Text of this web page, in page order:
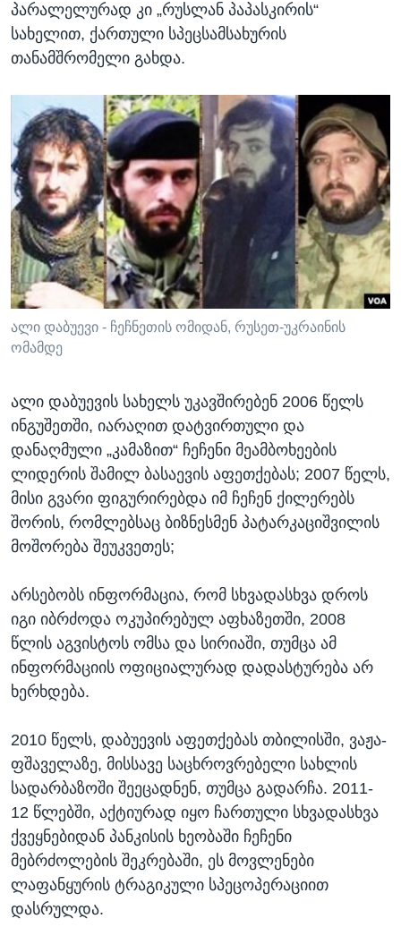
პარალელურად კი „რუსლან პაპასკირის“
სახელით, ქართული სპეცსამსახურის
თანამშრომელი გახდა.
ალი დაბუევი - ჩეჩნეთის ომიდან, რუსეთ-უკრაინის
ომამდე
ალი დაბუევის სახელს უკავშირებენ 2006 წელს
ინგუშეთში, იარაღით დატვირთული და
დანაღმული „კამაზით“ ჩეჩენი მეამბოხეების
ლიდერის შამილ ბასაევის აფეთქებას; 2007 წელს,
მისი გვარი ფიგურირებდა იმ ჩეჩენ ქილერებს
შორის, რომლებსაც ბიზნესმენ პატარკაციშვილის
მოშორება შეუკვეთეს;
არსებობს ინფორმაცია, რომ სხვადასხვა დროს
იგი იბრძოდა ოკუპირებულ აფხაზეთში, 2008
წლის აგვისტოს ომსა და სირიაში, თუმცა ამ
ინფორმაციის ოფიციალურად დადასტურება არ
ხერხდება.
2010 წელს, დაბუევის აფეთქებას თბილისში, ვაჟა-
ფშაველაზე, მისსავე საცხროვრებელი სახლის
სადარბაზოში შეეცადნენ, თუმცა გადარჩა. 2011-
12 წლებში, აქტიურად იყო ჩართული სხვადასხვა
ქვეყნებიდან პანკისის ხეობაში ჩეჩენი
მებრძოლების შეკრებაში, ეს მოვლენები
ლაფანყურის ტრაგიკული სპეცოპერაციით
დასრულდა.